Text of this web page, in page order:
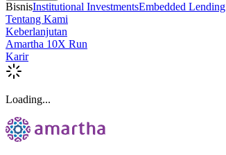
BisnisInstitutional InvestmentsEmbedded Lending
Tentang Kami
Keberlanjutan
Amartha 10X Run
Karir
Loading...